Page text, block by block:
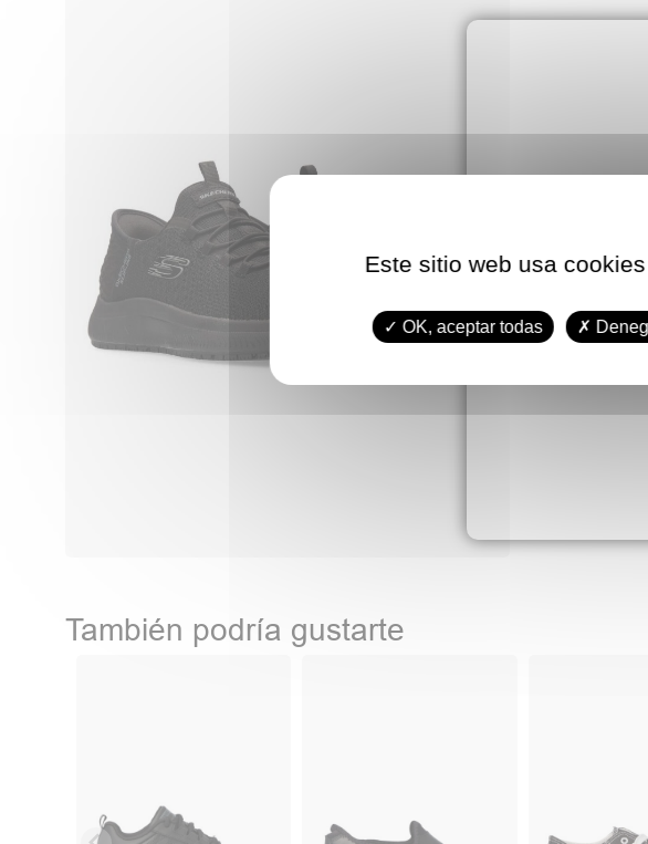
También podría gustarte
Este sitio web usa
OK, aceptar todas